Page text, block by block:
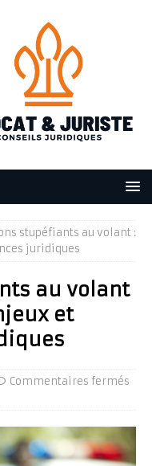
stupéfiants au volant :
juridiques
au volant
et
Commentaires fermés